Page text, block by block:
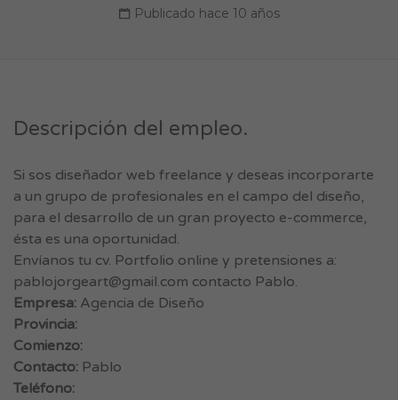
Publicado hace 10 años
Descripción del empleo.
Si sos diseñador web freelance y deseas incorporarte
a un grupo de profesionales en el campo del diseño,
para el desarrollo de un gran proyecto e-commerce,
ésta es una oportunidad.
Envíanos tu cv. Portfolio online y pretensiones a:
pablojorgeart@gmail.com contacto Pablo.
Empresa: Agencia de Diseño
Provincia:
Comienzo:
Contacto: Pablo
Teléfono: